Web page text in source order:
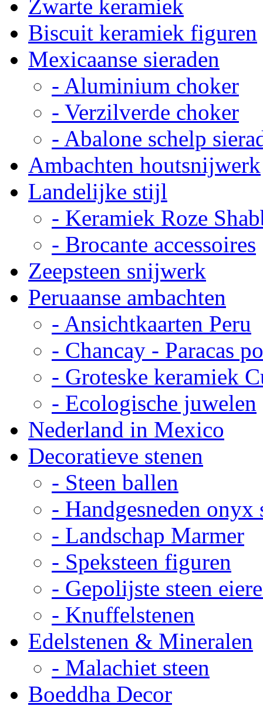
Zwarte keramiek
Biscuit keramiek figuren
Mexicaanse sieraden
- Aluminium choker
- Verzilverde choker
- Abalone schelp
Ambachten houtsnijwerk
Landelijke stijl
- Keramiek Roze
- Brocante accessoires
Zeepsteen snijwerk
Peruaanse ambachten
- Ansichtkaarten Peru
- Chancay - Paracas
- Groteske keramiek
- Ecologische juwelen
Nederland in Mexico
Decoratieve stenen
- Steen ballen
- Handgesneden onyx
- Landschap Marmer
- Speksteen figuren
- Gepolijste steen
- Knuffelstenen
Edelstenen & Mineralen
- Malachiet steen
Boeddha Decor